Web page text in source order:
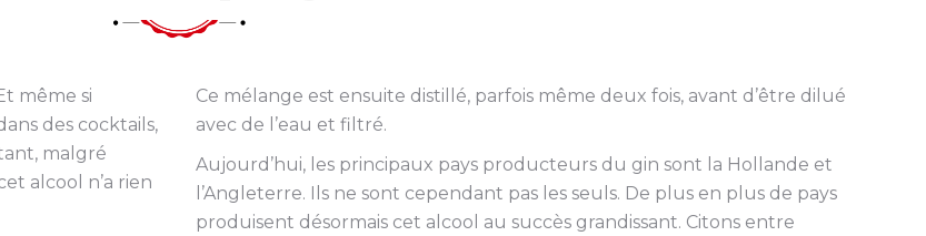
même si
des cocktails,
malgré
alcool n’a rien
Ce mélange est ensuite distillé, parfois même deux fois, avant d’être dilué
avec de l’eau et filtré.
Aujourd’hui, les principaux pays producteurs du gin sont la Hollande et
l’Angleterre. Ils ne sont cependant pas les seuls. De plus en plus de pays
produisent désormais cet alcool au succès grandissant. Citons entre